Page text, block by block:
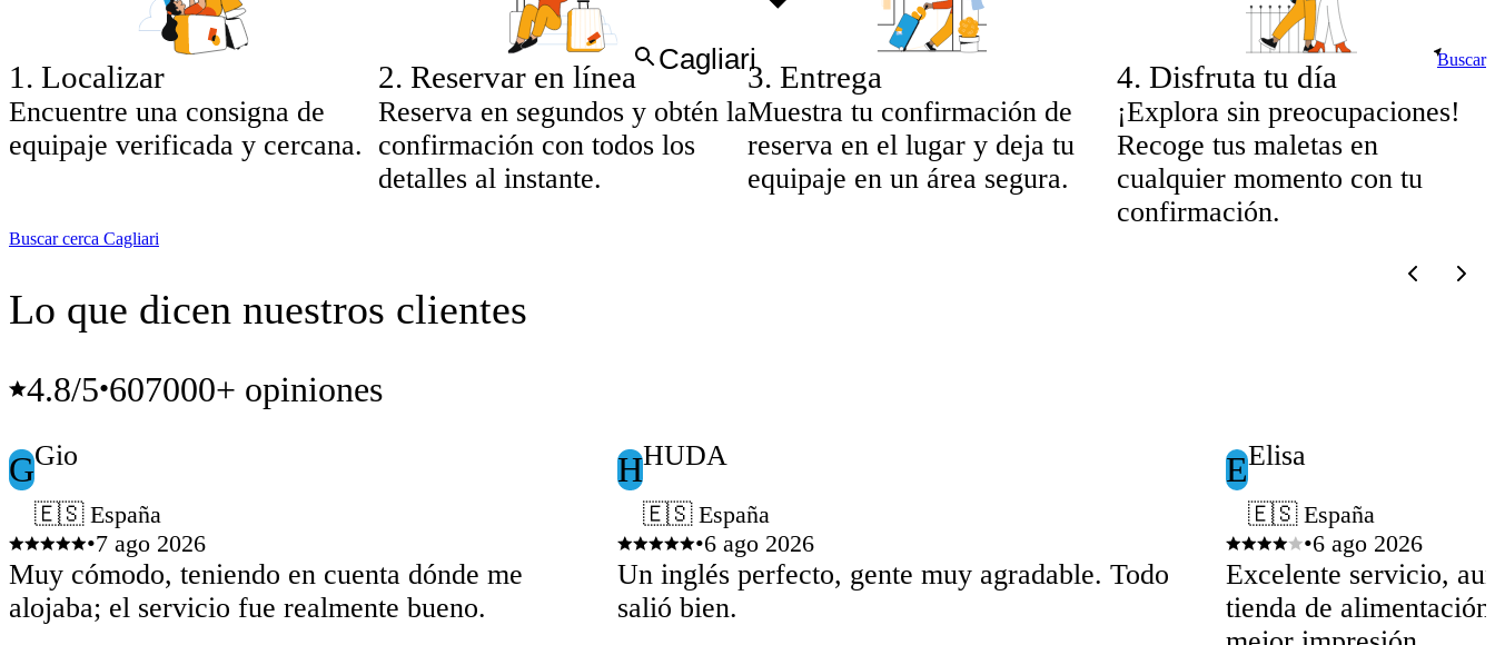
Buscar
1 . Localizar
Encuentre una consigna de
equipaje verificada y cercana.
2. Reservar en línea
Reserva en segundos y obtén la
confirmación con todos los
detalles al instante.
3. Entrega
Muestra tu confirmación de
reserva en el lugar y deja tu
equipaje en un área segura.
4. Disfruta tu día
¡Explora sin preocupaciones!
Recoge tus maletas en
cualquier momento con tu
confirmación.
Buscar cerca Cagliari
Lo que dicen nuestros clientes
4.8/5•607000+ opiniones
GGio
🇪🇸 España
•7 ago 2026
Muy cómodo, teniendo en cuenta dónde me
alojaba; el servicio fue realmente bueno.
HHUDA
🇪🇸 España
•6 ago 2026
Un inglés perfecto, gente muy agradable. Todo
salió bien.
EElisa
🇪🇸 España
•6 ago 2026
Excelente servicio,
tienda de